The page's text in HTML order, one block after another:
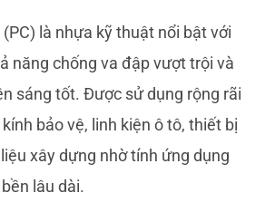
là nhựa kỹ thuật nổi bật với
năng chống va đập vượt trội và
sáng tốt. Được sử dụng rộng rãi
bảo vệ, linh kiện ô tô, thiết bị
xây dựng nhờ tính ứng dụng
lâu dài.